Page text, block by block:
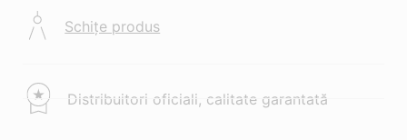
Schițe produs
Distribuitori oficiali, calitate garantată